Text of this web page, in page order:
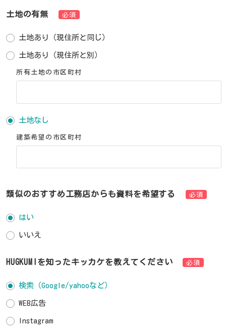
土地の有無 必須
土地あり（現住所と同じ）
土地あり（現住所と別）
所有土地の市区町村
土地なし
建築希望の市区町村
類似のおすすめ工務店からも資料を希望する 必須
はい
いいえ
HUGKUMIを知ったキッカケを教えてください 必須
検索（Google/yahooなど）
WEB広告
Instagram